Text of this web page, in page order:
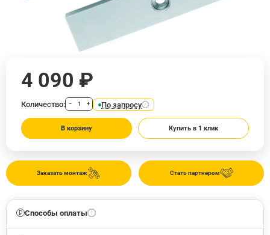
Стать партнером
Заказать монтаж
4 090 ₽
Количество: − + По запросу
В корзину Купить в 1 клик
Способы оплаты